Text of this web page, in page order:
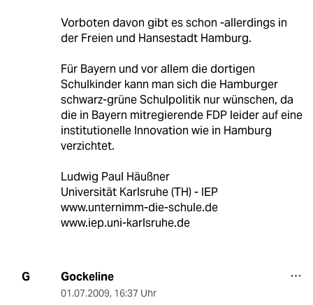
Vorboten davon gibt es schon -allerdings in
der Freien und Hansestadt Hamburg.
Für Bayern und vor allem die dortigen
Schulkinder kann man sich die Hamburger
schwarz-grüne Schulpolitik nur wünschen, da
die in Bayern mitregierende FDP leider auf eine
institutionelle Innovation wie in Hamburg
verzichtet.
Ludwig Paul Häußner
Universität Karlsruhe (TH) - IEP
www.unternimm-die-schule.de
www.iep.uni-karlsruhe.de
G Gockeline
01.07.2009, 16:37 Uhr